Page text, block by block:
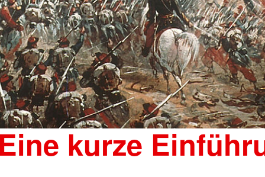
kurze